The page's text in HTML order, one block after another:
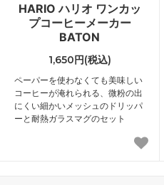
HARIO ハリオ ワンカッ
プコーヒーメーカー
BATON
1,650円(税込)
ペーパーを使わなくても美味しい
コーヒーが淹れられる、微粉の出
にくい細かいメッシュのドリッパ
ーと耐熱ガラスマグのセット